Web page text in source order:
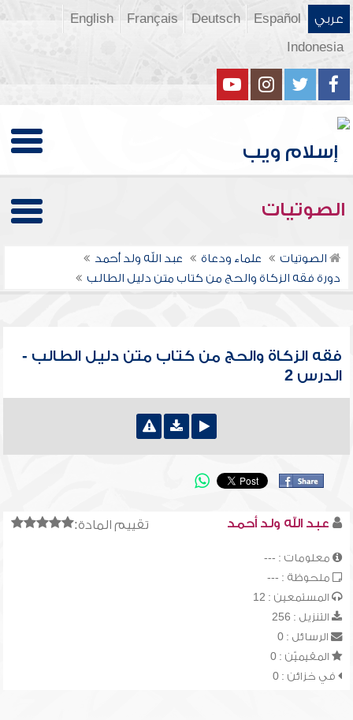
عربي Español
Deutsch
Français
English
Indonesia
الصوتيات
الصوتيات علماء ودعاة
عبد الله ولد أحمد
دورة فقه الزكاة والحج من كتاب متن دليل الطالب
فقه الزكاة والحج من كتاب متن دليل الطالب -
الدرس 2
تقييم المادة: عبد الله ولد أحمد
معلومات : ---
ملحوظة : ---
المستمعين : 12
التنزيل : 256
الرسائل : 0
المقيميّن : 0
في خزائن : 0